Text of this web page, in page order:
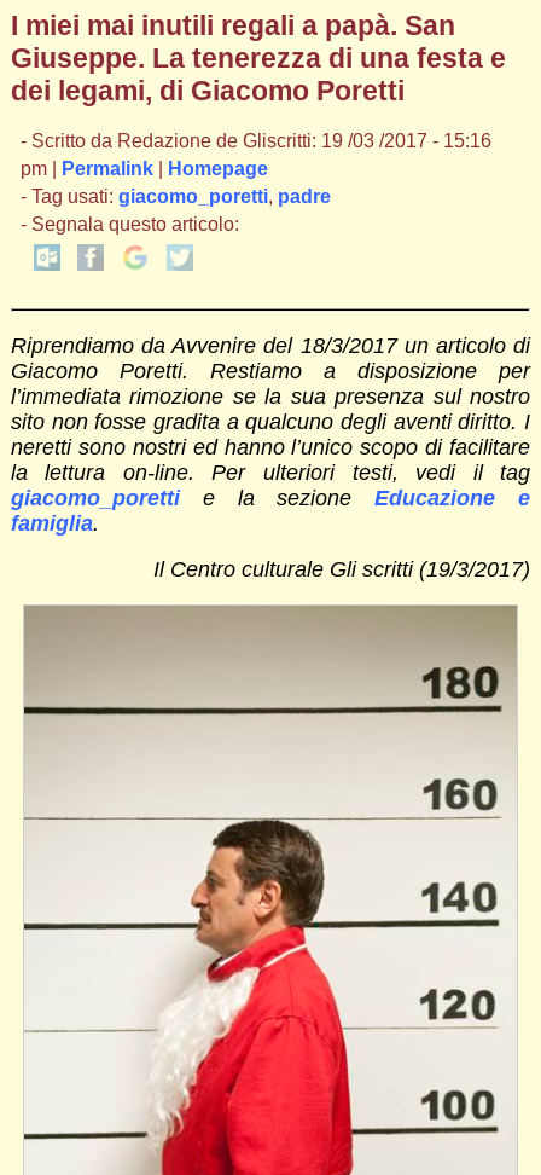
I miei mai inutili regali a papà. San
Giuseppe. La tenerezza di una festa e
dei legami, di Giacomo Poretti
- Scritto da Redazione de Gliscritti: 19 /03 /2017 - 15:16
pm |
Permalink|
Homepage
- Tag usati: giacomo_poretti, padre
- Segnala questo articolo:
Riprendiamo da Avvenire del 18/3/2017 un articolo di
Giacomo Poretti. Restiamo a disposizione per
l’immediata rimozione se la sua presenza sul nostro
sito non fosse gradita a qualcuno degli aventi diritto. I
neretti sono nostri ed hanno l’unico scopo di facilitare
la lettura on-line. Per ulteriori testi, vedi il tag
giacomo_porettie la sezioneEducazione e
famiglia.
Il Centro culturale Gli scritti (19/3/2017)